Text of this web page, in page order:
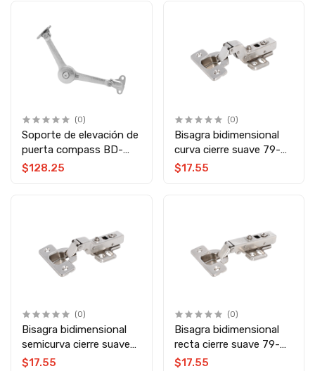
(0)
Soporte de elevación de
puerta compass BD-
2621 Bolder
$128.25
(0)
Bisagra bidimensional
curva cierre suave 79-
8843 Herrasa
$17.55
(0)
Bisagra bidimensional
semicurva cierre suave
79-8842 Herrasa
$17.55
(0)
Bisagra bidimensional
recta cierre suave 79-
8841 Herrasa
$17.55